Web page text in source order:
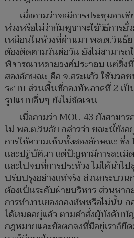
เมื่อถามว่าจะมีการประชุมอาเ
ห่วงหรือไม่ว่ากัมพูชาจะใช้วิธีการยั่
เหมือนในห้วงที่ผ่านมา พล.ต.วินธั
ต้องติดตามวันต่อวัน ยังไม่สามารถ
พิจารณาหลายองค์ประกอบ แต่สิ่ง
สองลักษณะ คือ จ.สระแก้ว ใช้มวล
ระบบ ส่วนพื้นที่กองทัพภาคที่ 2 เป็
รูปแบบอื่นๆ ยังไม่ชัดเจน
เมื่อถามว่า MOU 43 ยังสามา
ไม่ พล.ต.วินธัย กล่าวว่า ขณะนี้ยังอ
การให้ความเห็นทั้งสองลักษณะ ซึ่ง
และปฏิบัติมา แต่ปัญหามีการละเมิ
และไปจบที่การประท้วง ไม่ได้นำไ
ปรับปรุงอย่างแท้จริง ส่วนกระบวน
ต้องเป็นระดับฝ่ายบริหาร ส่วนหาก
การทำงานของกองทัพหรือไม่นั้น
ได้หมดอยู่แล้ว ตามคำสั่งผู้บังคับบั
กฎหมายและข้อตกลงที่มีอยู่เราก็